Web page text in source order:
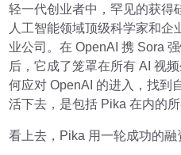
轻一代创业者中，罕见的获得
人工智能领域顶级科学家和企
业公司。在 OpenAI 携 Sora
后，它成了笼罩在所有 AI 视
何应对 OpenAI 的进入，找到
活下去，是包括 Pika 在内的所
看上去，Pika 用一轮成功的融